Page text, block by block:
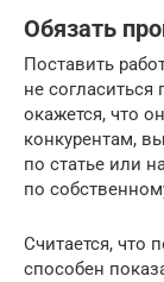
Обязать
Поставить
не согласиться
окажется, что
конкурентам,
по статье или
по
Считается, что
способен